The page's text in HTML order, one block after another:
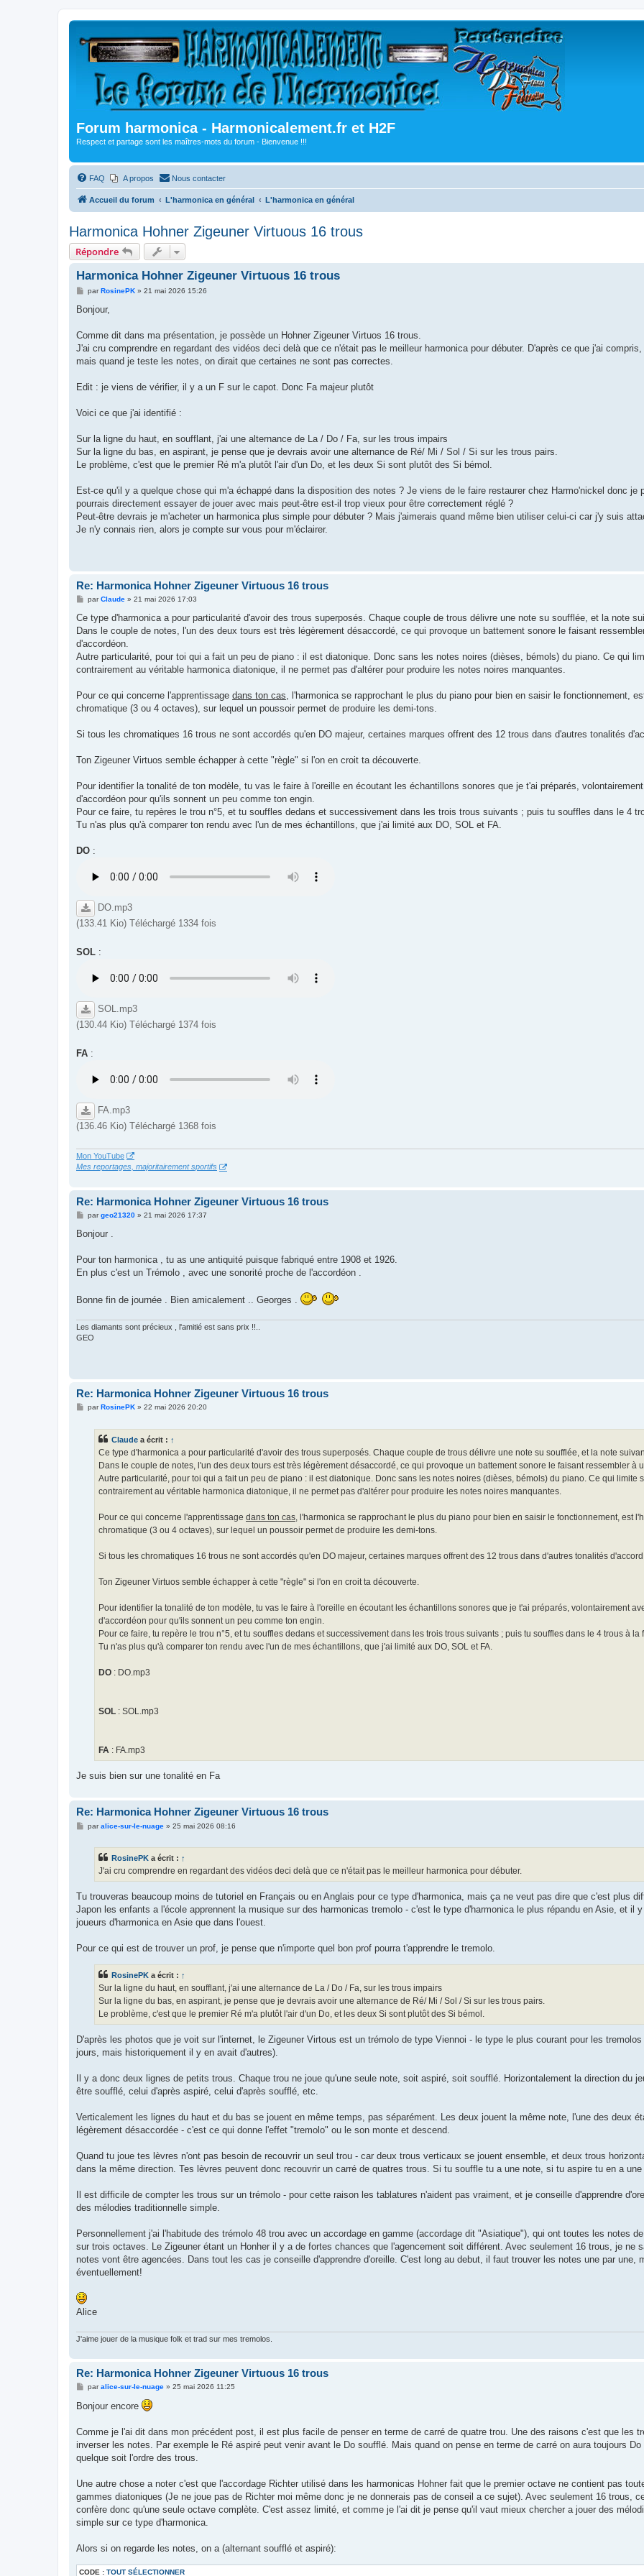
Forum harmonica - Harmonicalement.fr et H2F
Respect et partage sont les maîtres-mots du forum - Bienvenue !!!
FAQ A propos Nous contacter
Accueil du forum L'harmonica en général L'harmonica en général
Harmonica Hohner Zigeuner Virtuous 16 trous
Répondre
Harmonica Hohner Zigeuner Virtuous 16 trous
M
s
g
parRosinePK» 21 mai 2026 15:26
Bonjour,
Comme dit dans ma présentation, je possède un Hohner Zigeuner Virtuos 16 trous.
J'ai cru comprendre en regardant des vidéos deci delà que ce n'était pas le meilleur harmonica pour débuter. D'après ce que j'ai
mais quand je teste les notes, on dirait que certaines ne sont pas correctes.
Edit : je viens de vérifier, il y a un F sur le capot. Donc Fa majeur plutôt
Voici ce que j'ai identifié :
Sur la ligne du haut, en soufflant, j'ai une alternance de La / Do / Fa, sur les trous impairs
Sur la ligne du bas, en aspirant, je pense que je devrais avoir une alternance de Ré/ Mi / Sol / Si sur les trous pairs.
Le problème, c'est que le premier Ré m'a plutôt l'air d'un Do, et les deux Si sont plutôt des Si bémol.
Est-ce qu'il y a quelque chose qui m'a échappé dans la disposition des notes ? Je viens de le faire restaurer chez Harmo'nickel donc je
pourrais directement essayer de jouer avec mais peut-être est-il trop vieux pour être correctement réglé ?
Peut-être devrais je m'acheter un harmonica plus simple pour débuter ? Mais j'aimerais quand même bien utiliser celui-ci car j'y suis
Je n'y connais rien, alors je compte sur vous pour m'éclairer.
Re: Harmonica Hohner Zigeuner Virtuous 16 trous
M
s
a
g
parClaude» 21 mai 2026 17:03
Ce type d'harmonica a pour particularité d'avoir des trous superposés. Chaque couple de trous délivre une note su soufflée, et la note
Dans le couple de notes, l'un des deux tours est très légèrement désaccordé, ce qui provoque un battement sonore le faisant
d'accordéon.
Autre particularité, pour toi qui a fait un peu de piano : il est diatonique. Donc sans les notes noires (dièses, bémols) du piano. Ce qui
contrairement au véritable harmonica diatonique, il ne permet pas d'altérer pour produire les notes noires manquantes.
Pour ce qui concerne l'apprentissage dans ton cas, l'harmonica se rapprochant le plus du piano pour bien en saisir le fonctionnement,
chromatique (3 ou 4 octaves), sur lequel un poussoir permet de produire les demi-tons.
Si tous les chromatiques 16 trous ne sont accordés qu'en DO majeur, certaines marques offrent des 12 trous dans d'autres tonalités
Ton Zigeuner Virtuos semble échapper à cette "règle" si l'on en croit ta découverte.
Pour identifier la tonalité de ton modèle, tu vas le faire à l'oreille en écoutant les échantillons sonores que je t'ai préparés,
d'accordéon pour qu'ils sonnent un peu comme ton engin.
Pour ce faire, tu repères le trou n°5, et tu souffles dedans et successivement dans les trois trous suivants ; puis tu souffles dans le 4
Tu n'as plus qu'à comparer ton rendu avec l'un de mes échantillons, que j'ai limité aux DO, SOL et FA.
DO :
DO.mp3
(133.41 Kio) Téléchargé 1334 fois
SOL :
SOL.mp3
(130.44 Kio) Téléchargé 1374 fois
FA :
FA.mp3
(136.46 Kio) Téléchargé 1368 fois
Mon YouTube
Mes reportages, majoritairement sportifs
Re: Harmonica Hohner Zigeuner Virtuous 16 trous
M
s
g
pargeo21320» 21 mai 2026 17:37
Bonjour .
Pour ton harmonica , tu as une antiquité puisque fabriqué entre 1908 et 1926.
En plus c'est un Trémolo , avec une sonorité proche de l'accordéon .
Bonne fin de journée . Bien amicalement .. Georges .
Les diamants sont précieux , l'amitié est sans prix !!..
GEO
Re: Harmonica Hohner Zigeuner Virtuous 16 trous
Mpar RosinePK» 22 mai 2026 20:20
Claude a écrit : ↑
Ce type d'harmonica a pour particularité d'avoir des trous superposés. Chaque couple de trous délivre une note su soufflée, et la note
Dans le couple de notes, l'un des deux tours est très légèrement désaccordé, ce qui provoque un battement sonore le faisant ressembler à
Autre particularité, pour toi qui a fait un peu de piano : il est diatonique. Donc sans les notes noires (dièses, bémols) du piano. Ce qui limite
contrairement au véritable harmonica diatonique, il ne permet pas d'altérer pour produire les notes noires manquantes.
Pour ce qui concerne l'apprentissage dans ton cas, l'harmonica se rapprochant le plus du piano pour bien en saisir le fonctionnement, est
chromatique (3 ou 4 octaves), sur lequel un poussoir permet de produire les demi-tons.
Si tous les chromatiques 16 trous ne sont accordés qu'en DO majeur, certaines marques offrent des 12 trous dans d'autres tonalités
Ton Zigeuner Virtuos semble échapper à cette "règle" si l'on en croit ta découverte.
Pour identifier la tonalité de ton modèle, tu vas le faire à l'oreille en écoutant les échantillons sonores que je t'ai préparés, volontairement
d'accordéon pour qu'ils sonnent un peu comme ton engin.
Pour ce faire, tu repère le trou n°5, et tu souffles dedans et successivement dans les trois trous suivants ; puis tu souffles dans le 4 trous à la
Tu n'as plus qu'à comparer ton rendu avec l'un de mes échantillons, que j'ai limité aux DO, SOL et FA.
DO : DO.mp3
SOL : SOL.mp3
FA : FA.mp3
Je suis bien sur une tonalité en Fa
Re: Harmonica Hohner Zigeuner Virtuous 16 trous
Mparalice-sur-le-nuage» 25 mai 2026 08:16
RosinePK a écrit : ↑
J'ai cru comprendre en regardant des vidéos deci delà que ce n'était pas le meilleur harmonica pour débuter.
Tu trouveras beaucoup moins de tutoriel en Français ou en Anglais pour ce type d'harmonica, mais ça ne veut pas dire que c'est plus
Japon les enfants a l'école apprennent la musique sur des harmonicas tremolo - c'est le type d'harmonica le plus répandu en Asie, et il
joueurs d'harmonica en Asie que dans l'ouest.
Pour ce qui est de trouver un prof, je pense que n'importe quel bon prof pourra t'apprendre le tremolo.
RosinePK a écrit : ↑
Sur la ligne du haut, en soufflant, j'ai une alternance de La / Do / Fa, sur les trous impairs
Sur la ligne du bas, en aspirant, je pense que je devrais avoir une alternance de Ré/ Mi / Sol / Si sur les trous pairs.
Le problème, c'est que le premier Ré m'a plutôt l'air d'un Do, et les deux Si sont plutôt des Si bémol.
D'après les photos que je voit sur l'internet, le Zigeuner Virtous est un trémolo de type Viennoi - le type le plus courant pour les
jours, mais historiquement il y en avait d'autres).
Il y a donc deux lignes de petits trous. Chaque trou ne joue qu'une seule note, soit aspiré, soit soufflé. Horizontalement la direction du
être soufflé, celui d'après aspiré, celui d'après soufflé, etc.
Verticalement les lignes du haut et du bas se jouent en même temps, pas séparément. Les deux jouent la même note, l'une des deux
légèrement désaccordée - c'est ce qui donne l'effet "tremolo" ou le son monte et descend.
Quand tu joue tes lèvres n'ont pas besoin de recouvrir un seul trou - car deux trous verticaux se jouent ensemble, et deux trous
dans la même direction. Tes lèvres peuvent donc recouvrir un carré de quatres trous. Si tu souffle tu a une note, si tu aspire tu en a une
Il est difficile de compter les trous sur un trémolo - pour cette raison les tablatures n'aident pas vraiment, et je conseille d'apprendre
des mélodies traditionnelle simple.
Personnellement j'ai l'habitude des trémolo 48 trou avec un accordage en gamme (accordage dit "Asiatique"), qui ont toutes les notes
sur trois octaves. Le Zigeuner étant un Honher il y a de fortes chances que l'agencement soit différent. Avec seulement 16 trous, je ne
notes vont être agencées. Dans tout les cas je conseille d'apprendre d'oreille. C'est long au debut, il faut trouver les notes une par une,
éventuellement!
Alice
J'aime jouer de la musique folk et trad sur mes tremolos.
Re: Harmonica Hohner Zigeuner Virtuous 16 trous
M
s
s
g
e
paralice-sur-le-nuage» 25 mai 2026 11:25
Bonjour encore
Comme je l'ai dit dans mon précédent post, il est plus facile de penser en terme de carré de quatre trou. Une des raisons c'est que les
inverser les notes. Par exemple le Ré aspiré peut venir avant le Do soufflé. Mais quand on pense en terme de carré on aura toujours
quelque soit l'ordre des trous.
Une autre chose a noter c'est que l'accordage Richter utilisé dans les harmonicas Hohner fait que le premier octave ne contient pas
gammes diatoniques (Je ne joue pas de Richter moi même donc je ne donnerais pas de conseil a ce sujet). Avec seulement 16 trous,
confère donc qu'une seule octave complète. C'est assez limité, et comme je l'ai dit je pense qu'il vaut mieux chercher a jouer des
simple sur ce type d'harmonica.
Alors si on regarde les notes, on a (alternant soufflé et aspiré):
CODE : TOUT SÉLECTIONNER